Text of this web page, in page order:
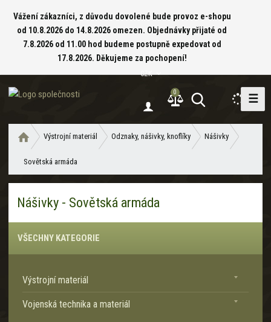
Vážení zákazníci, z důvodu dovolené bude provoz e-shopu
od 10.8.2026 do 14.8.2026 omezen. Objednávky přijaté od
7.8.2026 od 11.00 hod budeme postupně expedovat od
17.8.2026. Děkujeme za pochopení!
d
0
CZK
☰
v
o
d
í
r
a
a
Výstrojní materiál Odznaky, nášivky, knoflíky Nášivky
Sovětská armáda
Nášivky - Sovětská armáda
VŠECHNY KATEGORIE
Výstrojní materiál
Vojenská technika a materiál